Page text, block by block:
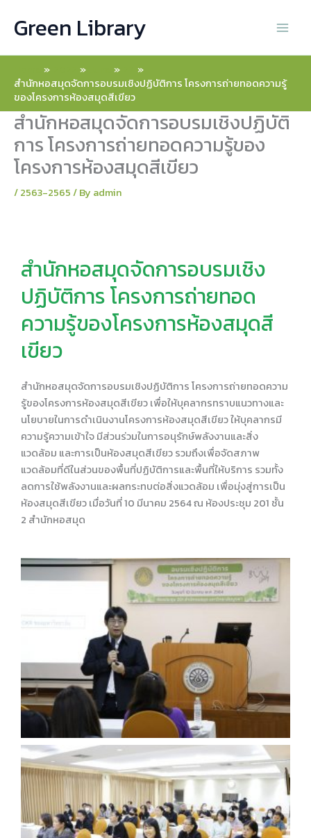
Green Library
สำนักหอสมุดจัดการอบรมเชิงปฏิบัติการ โครงการถ่ายทอดความรู้
ของโครงการห้องสมุดสีเขียว
สำนักหอสมุดจัดการอบรมเชิงปฏิบัติ
การ โครงการถ่ายทอดความรู้ของ
โครงการห้องสมุดสีเขียว
/2563-2565/ By admin
สำนักหอสมุดจัดการอบรมเชิง
ปฏิบัติการ โครงการถ่ายทอด
ความรู้ของโครงการห้องสมุดสี
เขียว
สำนักหอสมุดจัดการอบรมเชิงปฏิบัติการ โครงการถ่ายทอดความ
รู้ของโครงการห้องสมุดสีเขียว เพื่อให้บุคลากรทราบแนวทางและ
นโยบายในการดำเนินงานโครงการห้องสมุดสีเขียว ให้บุคลากรมี
ความรู้ความเข้าใจ มีส่วนร่วมในการอนุรักษ์พลังงานและสิ่ง
แวดล้อม และการเป็นห้องสมุดสีเขียว รวมถึงเพื่อจัดสภาพ
แวดล้อมที่ดีในส่วนของพื้นที่ปฏิบัติการและพื้นที่ให้บริการ รวมทั้ง
ลดการใช้พลังงานและผลกระทบต่อสิ่งแวดล้อม เพื่อมุ่งสู่การเป็น
ห้องสมุดสีเขียว เมื่อวันที่ 10 มีนาคม 2564 ณ ห้องประชุม 201 ชั้น
2 สำนักหอสมุด